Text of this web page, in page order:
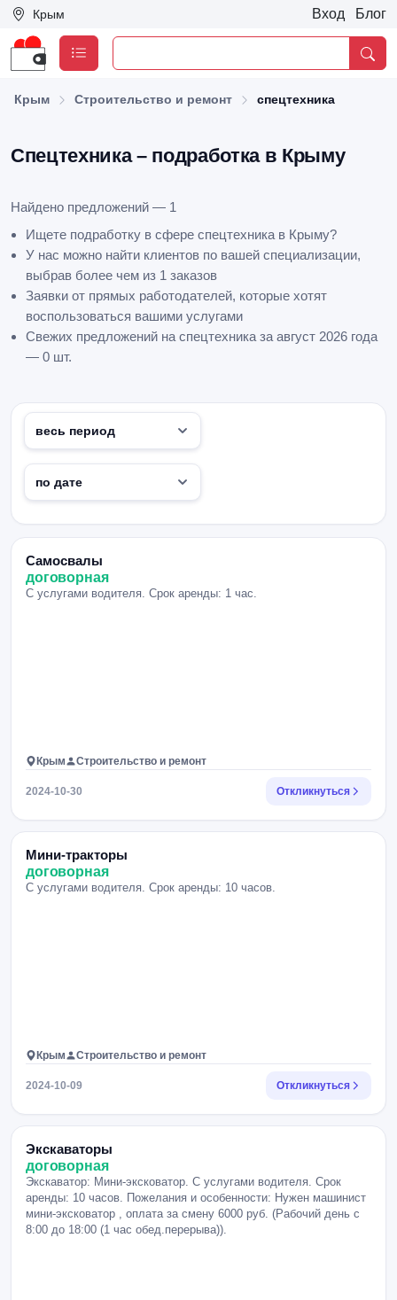
Крым Вход Блог
Крым Строительство и ремонт спецтехника
Спецтехника – подработка в Крыму
Найдено предложений — 1
Ищете подработку в сфере спецтехника в Крыму?
У нас можно найти клиентов по вашей специализации,
выбрав более чем из 1 заказов
Заявки от прямых работодателей, которые хотят
воспользоваться вашими услугами
Свежих предложений на спецтехника за август 2026 года
— 0 шт.
Самосвалы
договорная
С услугами водителя. Срок аренды: 1 час.
Крым Строительство и ремонт
2024-10-30 Откликнуться
Мини-тракторы
договорная
С услугами водителя. Срок аренды: 10 часов.
Крым Строительство и ремонт
2024-10-09 Откликнуться
Экскаваторы
договорная
Экскаватор: Мини-эксковатор. С услугами водителя. Срок
аренды: 10 часов. Пожелания и особенности: Нужен машинист
мини-эксковатор , оплата за смену 6000 руб. (Рабочий день с
8:00 до 18:00 (1 час обед.перерыва)).